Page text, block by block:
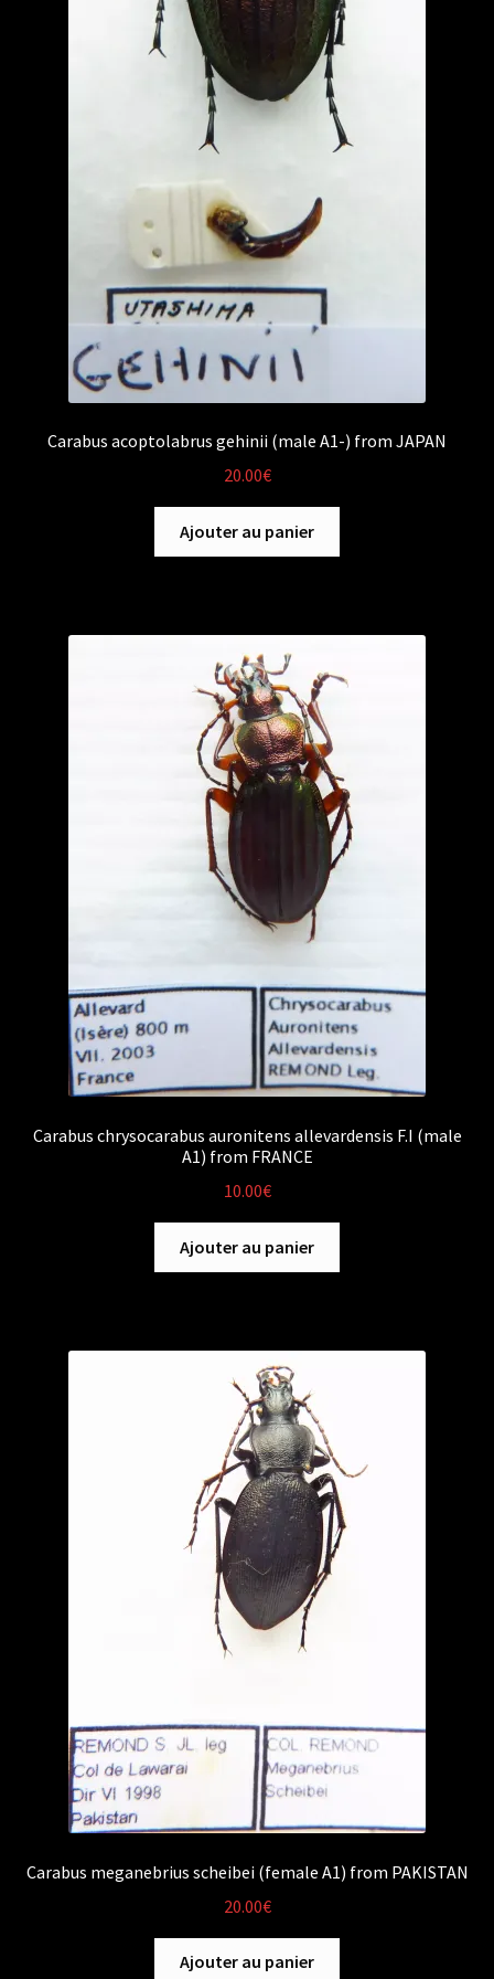
Carabus acoptolabrus gehinii (male A1-) from JAPAN
20.00€
Ajouter au panier
Carabus chrysocarabus auronitens allevardensis F.I (male
A1) from FRANCE
10.00€
Ajouter au panier
Carabus meganebrius scheibei (female A1) from PAKISTAN
20.00€
Ajouter au panier